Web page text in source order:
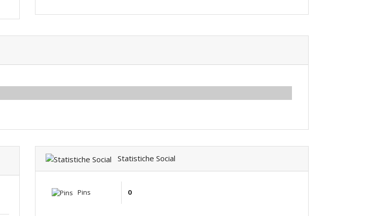
Statistiche Social
Pins 0